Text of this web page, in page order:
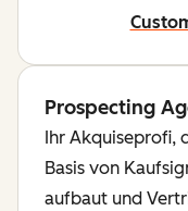
Prospecting
Ihr Akquiseprofi,
Basis von
aufbaut und